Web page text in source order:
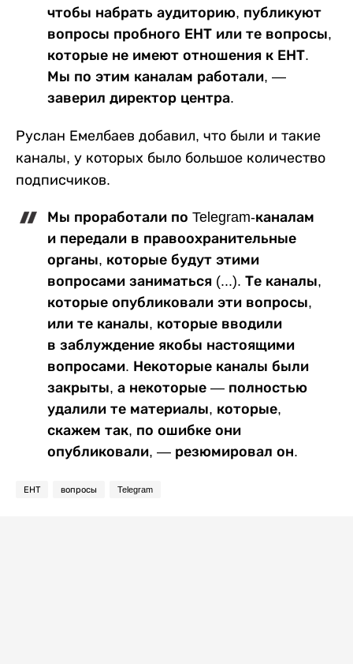
чтобы набрать аудиторию, публикуют
вопросы пробного ЕНТ или те вопросы,
которые не имеют отношения к ЕНТ.
Мы по этим каналам работали, —
заверил директор центра.
Руслан Емелбаев добавил, что были и такие
каналы, у которых было большое количество
подписчиков.
Мы проработали по Telegram-каналам
и передали в правоохранительные
органы, которые будут этими
вопросами заниматься (...). Те каналы,
которые опубликовали эти вопросы,
или те каналы, которые вводили
в заблуждение якобы настоящими
вопросами. Некоторые каналы были
закрыты, а некоторые — полностью
удалили те материалы, которые,
скажем так, по ошибке они
опубликовали, — резюмировал он.
ЕНТ вопросы Telegram